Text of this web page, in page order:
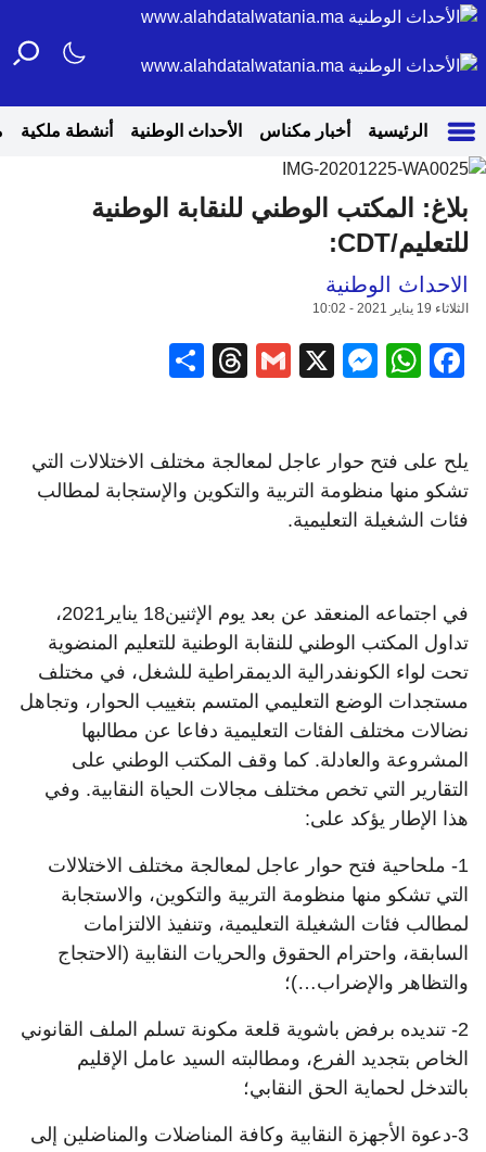
الرئيسية أخبار مكناس الأحداث الوطنية أنشطة ملكية
بلاغ: المكتب الوطني للنقابة الوطنية
للتعليم/CDT:
الاحداث الوطنية
الثلاثاء 19 يناير 2021 - 10:02
Facebook
WhatsApp
Messenger
X
Gmail
Threads
يلح على فتح حوار عاجل لمعالجة مختلف الاختلالات التي
تشكو منها منظومة التربية والتكوين والإستجابة لمطالب
فئات الشغيلة التعليمية.
في اجتماعه المنعقد عن بعد يوم الإثنين18 يناير2021،
تداول المكتب الوطني للنقابة الوطنية للتعليم المنضوية
تحت لواء الكونفدرالية الديمقراطية للشغل، في مختلف
مستجدات الوضع التعليمي المتسم بتغييب الحوار، وتجاهل
نضالات مختلف الفئات التعليمية دفاعا عن مطالبها
المشروعة والعادلة. كما وقف المكتب الوطني على
التقارير التي تخص مختلف مجالات الحياة النقابية. وفي
هذا الإطار يؤكد على:
1- ملحاحية فتح حوار عاجل لمعالجة مختلف الاختلالات
التي تشكو منها منظومة التربية والتكوين، والاستجابة
لمطالب فئات الشغيلة التعليمية، وتنفيذ الالتزامات
السابقة، واحترام الحقوق والحريات النقابية (الاحتجاج
والتظاهر والإضراب…)؛
2- تنديده برفض باشوية قلعة مكونة تسلم الملف القانوني
الخاص بتجديد الفرع، ومطالبته السيد عامل الإقليم
بالتدخل لحماية الحق النقابي؛
3-دعوة الأجهزة النقابية وكافة المناضلات والمناضلين إلى